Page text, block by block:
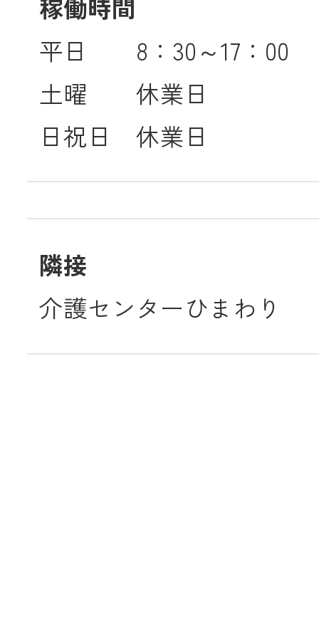
稼働時間
平日 8：30～17：00
土曜 休業日
日祝日 休業日
隣接
介護センターひまわり